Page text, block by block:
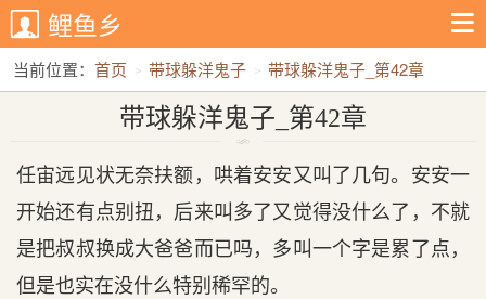
鲤鱼乡
当前位置： 首页 带球躲洋鬼子 带球躲洋鬼子_第42章
带球躲洋鬼子_第42章
任宙远见状无奈扶额，哄着安安又叫了几句。安安一
开始还有点别扭，后来叫多了又觉得没什么了，不就
是把叔叔换成大爸爸而已吗，多叫一个字是累了点，
但是也实在没什么特别稀罕的。